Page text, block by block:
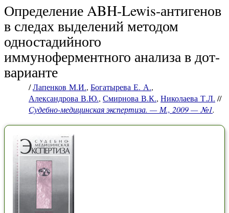
Определение ABH-Lewis-антигенов
в следах выделений методом
одностадийного
иммуноферментного анализа в дот-
варианте
/Лапенков М.И., Богатырева Е. А.,
Александрова В.Ю., Смирнова В.К., Николаева Т.Л. //
Судебно-медицинская экспертиза. — М., 2009 — №1.